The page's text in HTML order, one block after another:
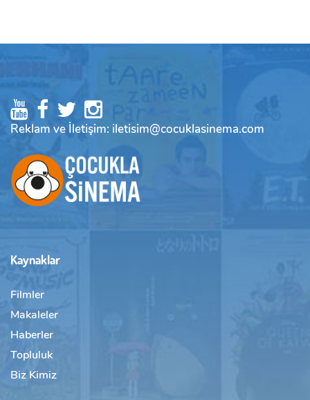
Reklam ve İletişim: iletisim@cocuklasinema.com
Kaynaklar
Filmler
Makaleler
Haberler
Topluluk
Biz Kimiz